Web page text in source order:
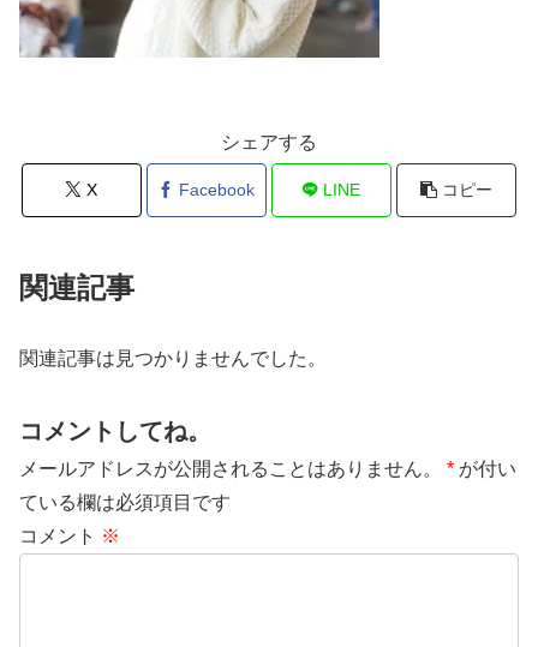
シェアする
X Facebook LINE コピー
関連記事
関連記事は見つかりませんでした。
コメントしてね。
メールアドレスが公開されることはありません。 * が付い
ている欄は必須項目です
コメント ※